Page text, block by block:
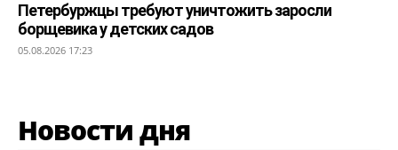
Петербуржцы требуют уничтожить заросли
борщевика у детских садов
05.08.2026 17:23
Новости дня